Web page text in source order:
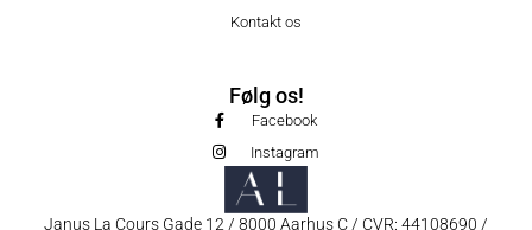
Kontakt os
Følg os!
Facebook
Instagram
Janus La Cours Gade 12 / 8000 Aarhus C / CVR: 44108690 /